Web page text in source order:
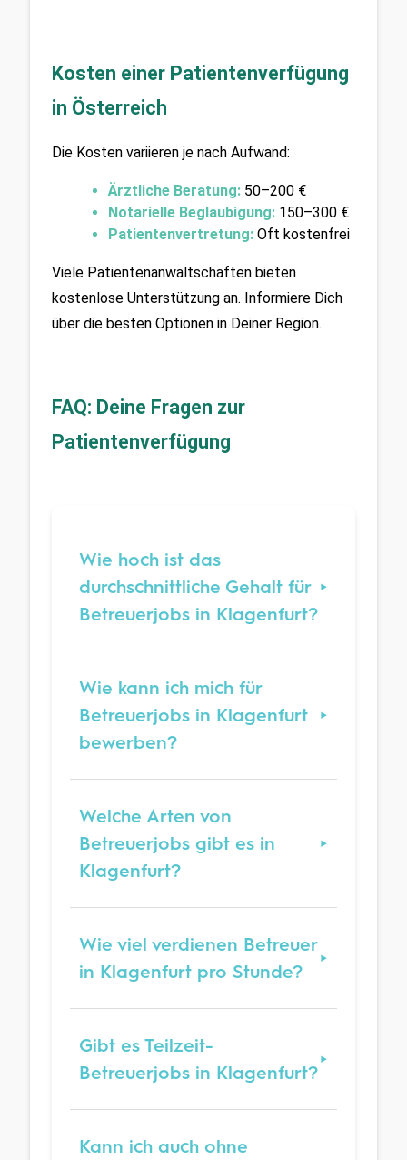
Kosten einer Patientenverfügung
in Österreich
Die Kosten variieren je nach Aufwand:
Ärztliche Beratung: 50–200 €
Notarielle Beglaubigung: 150–300 €
Patientenvertretung: Oft kostenfrei
Viele Patientenanwaltschaften bieten
kostenlose Unterstützung an. Informiere Dich
über die besten Optionen in Deiner Region.
FAQ: Deine Fragen zur
Patientenverfügung
Wie hoch ist das
durchschnittliche Gehalt für
Betreuerjobs in Klagenfurt?
Wie kann ich mich für
Betreuerjobs in Klagenfurt
bewerben?
Welche Arten von
Betreuerjobs gibt es in
Klagenfurt?
Wie viel verdienen Betreuer
in Klagenfurt pro Stunde?
Gibt es Teilzeit-
Betreuerjobs in Klagenfurt?
Kann ich auch ohne